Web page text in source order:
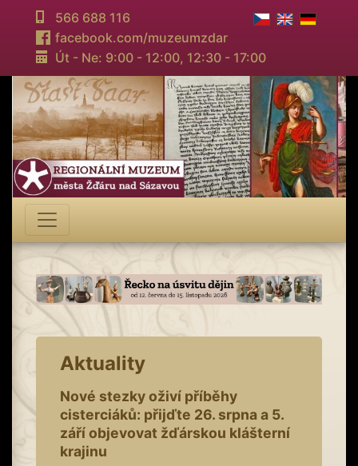
566 688 116
facebook.com/muzeumzdar
Út - Ne: 9:00 - 12:00, 12:30 - 17:00
Aktuality
Nové stezky oživí příběhy
cisterciáků: přijďte 26. srpna a 5.
září objevovat žďárskou klášterní
krajinu